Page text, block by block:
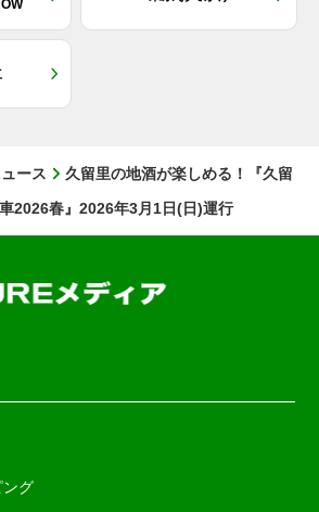
ース
久留里の地酒が楽しめる！『久留
2026春』2026年3月1日(日)運行
ング